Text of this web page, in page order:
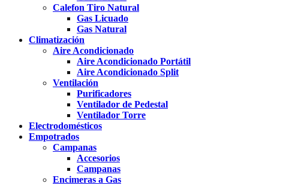
Calefon Tiro Natural
Gas Licuado
Gas Natural
Climatización
Aire Acondicionado
Aire Acondicionado Portátil
Aire Acondicionado Split
Ventilación
Purificadores
Ventilador de Pedestal
Ventilador Torre
Electrodomésticos
Empotrados
Campanas
Accesorios
Campanas
Encimeras a Gas